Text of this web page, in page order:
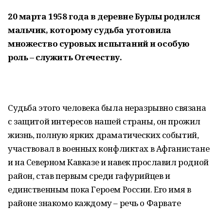
20 марта 1958 года в деревне Бурлы родился
мальчик, которому судьба уготовила
множество суровых испытаний и особую
роль – служить Отечеству.
Судьба этого человека была неразрывно связана
с защитой интересов нашей страны, он прожил
жизнь, полную ярких драматических событий,
участвовал в военных конфликтах в Афганистане
и на Северном Кавказе и навек прославил родной
район, став первым среди гафурийцев и
единственным пока Героем России. Его имя в
районе знакомо каждому – речь о Фарвате